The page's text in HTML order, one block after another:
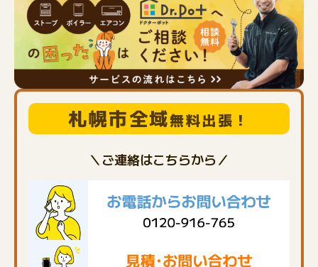
札幌市全域無料出張！
＼ご連絡はこちらから／